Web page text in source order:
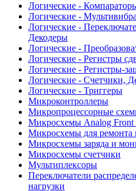
Логические -
Логические -
Логические -
Декодеры
Логические -
Логические - Регистры
Логические - Регистры-
Логические - Счетчики,
Логические - Триггеры
Микроконтроллеры
Микропроцессорные
Микросхемы Analog Front
Микросхемы для ремонта
Микросхемы заряда и
Микросхемы счетчики
Мультиплексоры
Переключатели
нагрузки